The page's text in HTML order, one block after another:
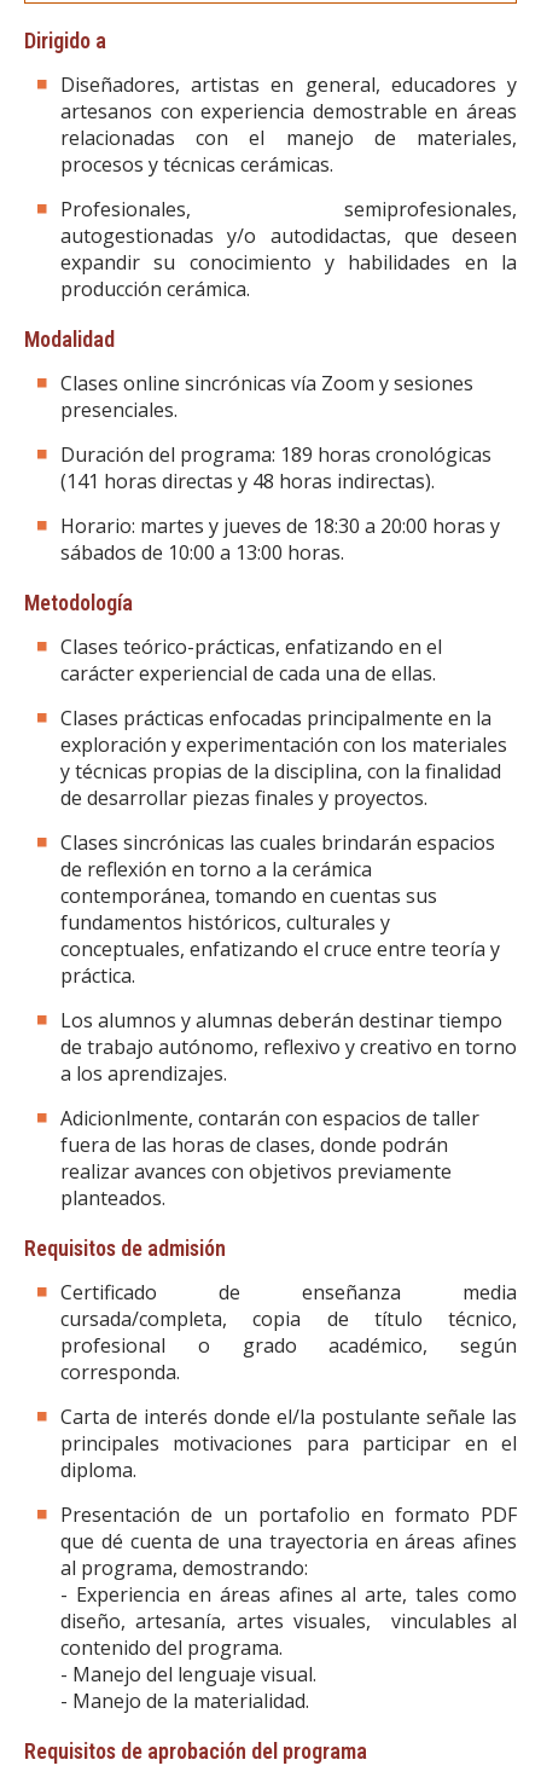
Dirigido a
Diseñadores, artistas en general, educadores y
artesanos con experiencia demostrable en áreas
relacionadas con el manejo de materiales,
procesos y técnicas cerámicas.
Profesionales, semiprofesionales,
autogestionadas y/o autodidactas, que deseen
expandir su conocimiento y habilidades en la
producción cerámica.
Modalidad
Clases online sincrónicas vía Zoom y sesiones
presenciales.
Duración del programa: 189 horas cronológicas
(141 horas directas y 48 horas indirectas).
Horario: martes y jueves de 18:30 a 20:00 horas y
sábados de 10:00 a 13:00 horas.
Metodología
Clases teórico-prácticas, enfatizando en el
carácter experiencial de cada una de ellas.
Clases prácticas enfocadas principalmente en la
exploración y experimentación con los materiales
y técnicas propias de la disciplina, con la finalidad
de desarrollar piezas finales y proyectos.
Clases sincrónicas las cuales brindarán espacios
de reflexión en torno a la cerámica
contemporánea, tomando en cuentas sus
fundamentos históricos, culturales y
conceptuales, enfatizando el cruce entre teoría y
práctica.
Los alumnos y alumnas deberán destinar tiempo
de trabajo autónomo, reflexivo y creativo en torno
a los aprendizajes.
Adicionlmente, contarán con espacios de taller
fuera de las horas de clases, donde podrán
realizar avances con objetivos previamente
planteados.
Requisitos de admisión
Certificado de enseñanza media
cursada/completa, copia de título técnico,
profesional o grado académico, según
corresponda.
Carta de interés donde el/la postulante señale las
principales motivaciones para participar en el
diploma.
Presentación de un portafolio en formato PDF
que dé cuenta de una trayectoria en áreas afines
al programa, demostrando:
- Experiencia en áreas afines al arte, tales como
diseño, artesanía, artes visuales, vinculables al
contenido del programa.
- Manejo del lenguaje visual.
- Manejo de la materialidad.
Requisitos de aprobación del programa